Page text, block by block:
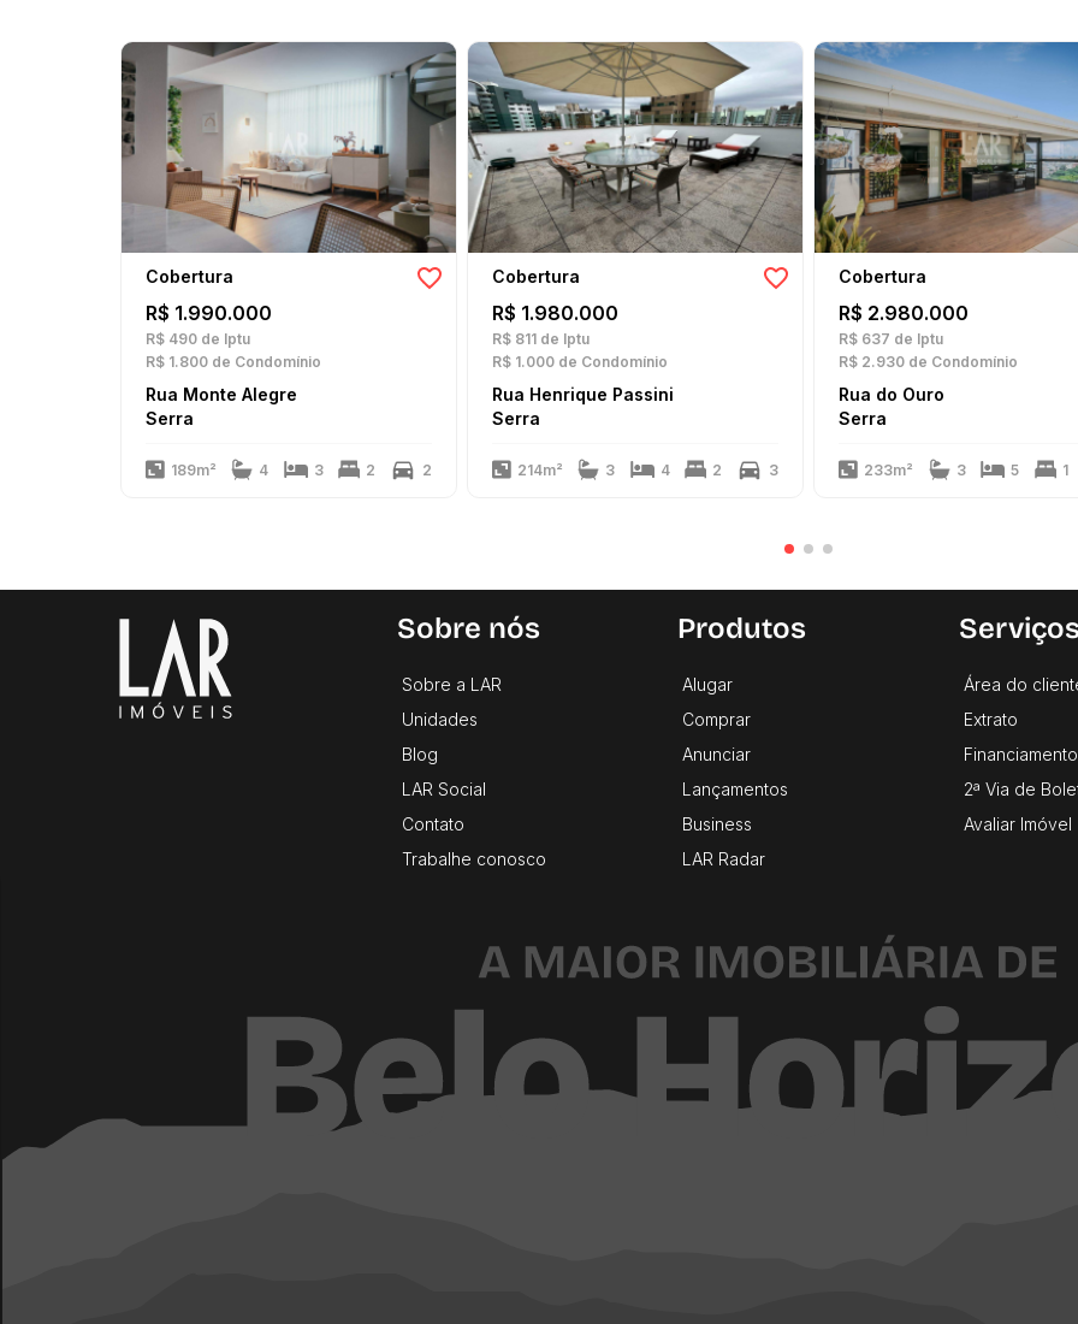
Cobertura
R$ 1.990.000
R$ 490 de Iptu
R$ 1.800 de Condomínio
Rua Monte Alegre
Serra
189m² 4 3 2 2
Cobertura
R$ 1.980.000
R$ 811 de Iptu
R$ 1.000 de Condomínio
Rua Henrique Passini
Serra
214m² 3 4 2 3
Cobertura
R$ 2.980.000
R$ 637 de Iptu
R$ 2.930 de Condomínio
Rua do Ouro
Serra
233m² 3 5 1
Sobre nós
Sobre a LAR
Unidades
Blog
LAR Social
Contato
Trabalhe conosco
Produtos
Alugar
Comprar
Anunciar
Lançamentos
Business
LAR Radar
Serviços
Área do
Extrato
Financiamento
2ª Via de
Avaliar Imóvel